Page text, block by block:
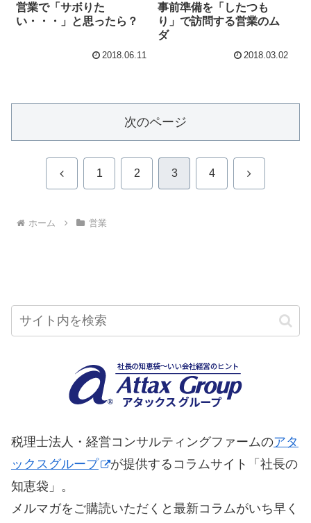
営業で「サボりた
い・・・」と思ったら？
2018.06.11
事前準備を「したつも
り」で訪問する営業のム
ダ
2018.03.02
次のページ
前 1 2 3 4 次
ホーム 営業
税理士法人・経営コンサルティングファームのアタ
ックスグループ
が提供するコラムサイト「社長の
知恵袋」。
メルマガをご購読いただくと最新コラムがいち早く